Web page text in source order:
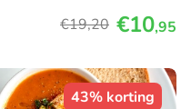
€19,20 €10,95
43% korting